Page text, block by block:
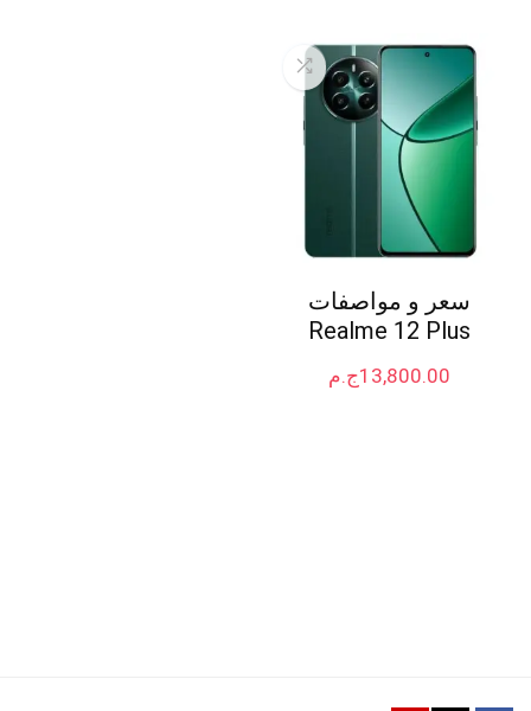
سعر و مواصفات
Realme 12 Plus
ج.م13,800.00